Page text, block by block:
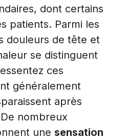
dont certains
patients. Parmi les
douleurs de tête et
se distinguent
ces
généralement
après
nombreux
une sensation